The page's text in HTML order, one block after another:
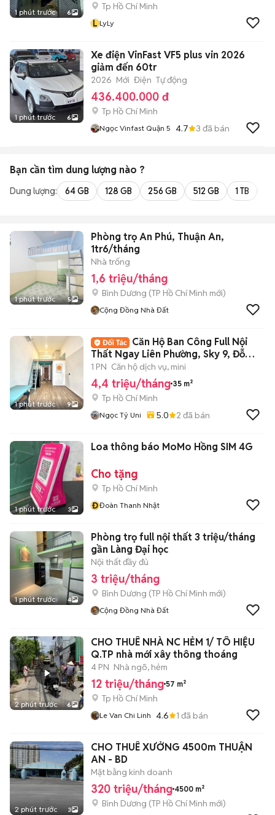
1 phút trước 6
Tp Hồ Chí Minh
L LyLy
1 phút trước 6
Xe điện VinFast VF5 plus vin 2026
giảm đến 60tr
2026 Mới Điện Tự động
436.400.000 đ
Tp Hồ Chí Minh
Ngọc Vinfast Quận 5 4.7 3 đã bán
Bạn cần tìm dung lượng nào ?
Dung lượng: 64 GB 128 GB 256 GB 512 GB 1 TB
1 phút trước 5
Phòng trọ An Phú, Thuận An,
1tr6/tháng
Nhà trống
1,6 triệu/tháng
Bình Dương (TP Hồ Chí Minh mới)
Cộng Đồng Nhà Đất
1 phút trước 9
Căn Hộ Ban Công Full Nội
Thất Ngay Liên Phường, Sky 9, Đỗ
Xuân Hợp
1 PN Căn hộ dịch vụ, mini
4,4 triệu/tháng 35 m²
Tp Hồ Chí Minh
Ngọc Tỷ Uni 5.0 2 đã bán
1 phút trước 3
Loa thông báo MoMo Hồng SIM 4G
Cho tặng
Tp Hồ Chí Minh
ĐĐoàn Thanh Nhật
1 phút trước 4
Phòng trọ full nội thất 3 triệu/tháng
gần Làng Đại học
Nội thất đầy đủ
3 triệu/tháng
Bình Dương (TP Hồ Chí Minh mới)
Cộng Đồng Nhà Đất
2 phút trước 6
CHO THUÊ NHÀ NC HẺM 1/ TÔ HIỆU
Q.TP nhà mới xây thông thoáng
4 PN Nhà ngõ, hẻm
12 triệu/tháng 57 m²
Tp Hồ Chí Minh
Le Van Chi Linh 4.6 1 đã bán
2 phút trước 3
CHO THUÊ XƯỞNG 4500m THUẬN
AN - BD
Mặt bằng kinh doanh
320 triệu/tháng 4500 m²
Bình Dương (TP Hồ Chí Minh mới)